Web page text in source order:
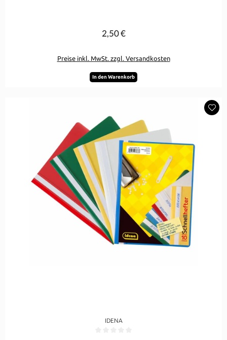
Regulärer Preis:
2,50 €
Preise inkl. MwSt. zzgl. Versandkosten
In den Warenkorb
IDENA